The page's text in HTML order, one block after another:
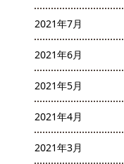
2021年7月
2021年6月
2021年5月
2021年4月
2021年3月